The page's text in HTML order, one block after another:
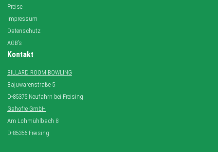
Preise
Impressum
Datenschutz
AGB’s
Kontakt
BILLARD ROOM BOWLING
Bajuwarenstraße 5
D-85375 Neufahrn bei Freising
Gahofre GmbH
Am Lohmühlbach 8
D-85356 Freising